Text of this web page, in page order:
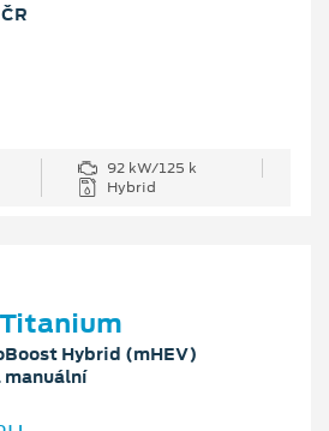
92 kW/125 k
Hybrid
Hybrid (mHEV)
manuální